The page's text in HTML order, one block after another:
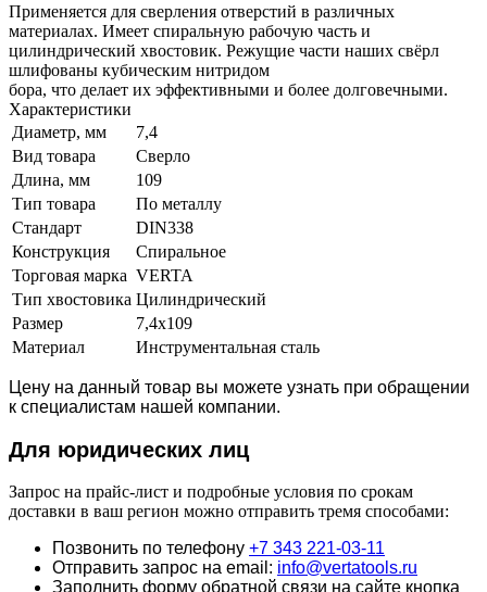
Применяется для сверления отверстий в различных
материалах. Имеет спиральную рабочую часть и
цилиндрический хвостовик. Режущие части наших свёрл
шлифованы кубическим нитридом
бора, что делает их эффективными и более долговечными.
Характеристики
Диаметр, мм
7,4
Вид товара
Сверло
Длина, мм
109
Тип товара
По металлу
Стандарт
DIN338
Конструкция
Спиральное
Торговая марка VERTA
Тип хвостовика Цилиндрический
Размер
7,4х109
Материал
Инструментальная сталь
Цену на данный товар вы можете узнать при обращении
к специалистам нашей компании.
Для юридических лиц
Запрос на прайс-лист и подробные условия по срокам
доставки в ваш регион можно отправить тремя способами:
Позвонить по телефону +7 343 221-03-11
Отправить запрос на email: info@vertatools.ru
Заполнить форму обратной связи на сайте кнопка